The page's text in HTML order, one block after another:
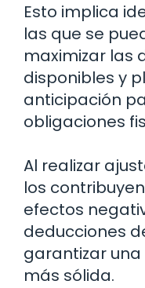
Esto implica
las que se
maximizar las
disponibles y
anticipación
obligaciones
Al realizar
los
efectos
deducciones
garantizar
más sólida.